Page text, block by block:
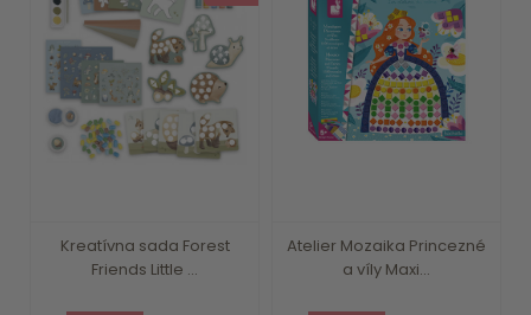
Kreatívna sada Forest
Friends Little ...
Atelier Mozaika Princezné
a víly Maxi...